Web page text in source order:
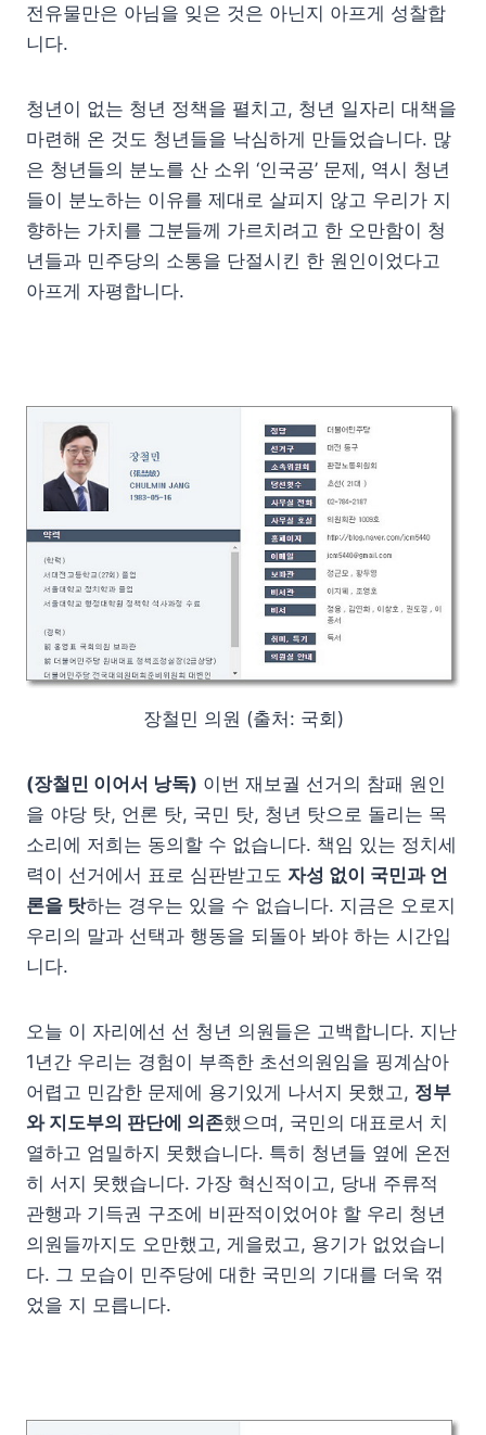
전유물만은 아님을 잊은 것은 아닌지 아프게 성찰합
니다.
청년이 없는 청년 정책을 펼치고, 청년 일자리 대책을
마련해 온 것도 청년들을 낙심하게 만들었습니다. 많
은 청년들의 분노를 산 소위 ‘인국공’ 문제, 역시 청년
들이 분노하는 이유를 제대로 살피지 않고 우리가 지
향하는 가치를 그분들께 가르치려고 한 오만함이 청
년들과 민주당의 소통을 단절시킨 한 원인이었다고
아프게 자평합니다.
장철민 의원 (출처: 국회)
(장철민 이어서 낭독) 이번 재보궐 선거의 참패 원인
을 야당 탓, 언론 탓, 국민 탓, 청년 탓으로 돌리는 목
소리에 저희는 동의할 수 없습니다. 책임 있는 정치세
력이 선거에서 표로 심판받고도 자성 없이 국민과 언
론을 탓하는 경우는 있을 수 없습니다. 지금은 오로지
우리의 말과 선택과 행동을 되돌아 봐야 하는 시간입
니다.
오늘 이 자리에선 선 청년 의원들은 고백합니다. 지난
1년간 우리는 경험이 부족한 초선의원임을 핑계삼아
어렵고 민감한 문제에 용기있게 나서지 못했고, 정부
와 지도부의 판단에 의존했으며, 국민의 대표로서 치
열하고 엄밀하지 못했습니다. 특히 청년들 옆에 온전
히 서지 못했습니다. 가장 혁신적이고, 당내 주류적
관행과 기득권 구조에 비판적이었어야 할 우리 청년
의원들까지도 오만했고, 게을렀고, 용기가 없었습니
다. 그 모습이 민주당에 대한 국민의 기대를 더욱 꺾
었을 지 모릅니다.